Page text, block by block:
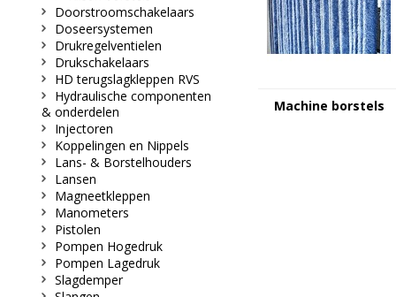
Machine borstels
Doorstroomschakelaars
Doseersystemen
Drukregelventielen
Drukschakelaars
HD terugslagkleppen RVS
Hydraulische componenten
& onderdelen
Injectoren
Koppelingen en Nippels
Lans- & Borstelhouders
Lansen
Magneetkleppen
Manometers
Pistolen
Pompen Hogedruk
Pompen Lagedruk
Slagdemper